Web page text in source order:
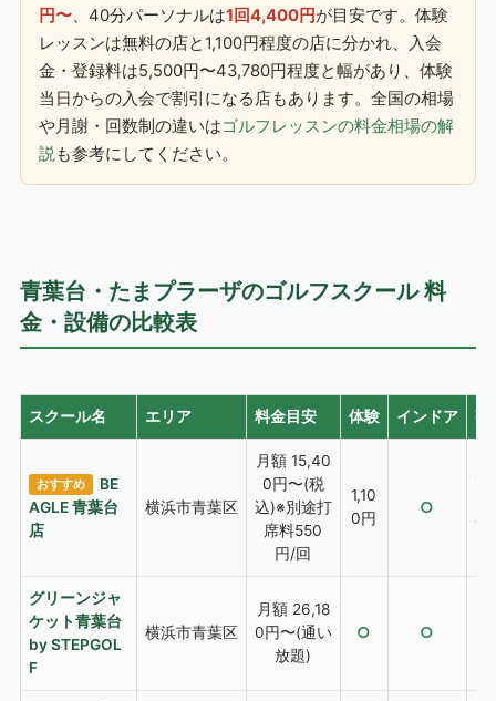
円〜、40分パーソナルは1回4,400円が目安です。体験
レッスンは無料の店と1,100円程度の店に分かれ、入会
金・登録料は5,500円〜43,780円程度と幅があり、体験
当日からの入会で割引になる店もあります。全国の相場
や月謝・回数制の違いはゴルフレッスンの料金相場の解
説も参考にしてください。
青葉台・たまプラーザのゴルフスクール 料
金・設備の比較表
スクール名 エリア 料金目安 体験 インドア 弾
おすすめ
BE
AGLE 青葉台
店
横浜市青葉区
月額 15,40
0円〜(税
込)※別途打
席料550
円/回
1,10
0円
○
グリーンジャ
ケット青葉台
by STEPGOL
F
横浜市青葉区
月額 26,18
0円〜(通い
放題)
○ ○